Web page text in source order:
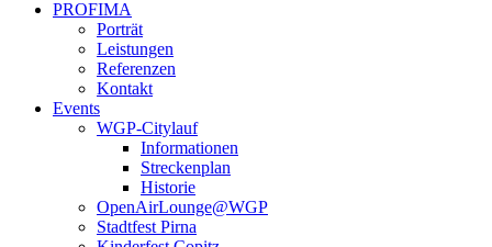
PROFIMA
Porträt
Leistungen
Referenzen
Kontakt
Events
WGP-Citylauf
Informationen
Streckenplan
Historie
OpenAirLounge@WGP
Stadtfest Pirna